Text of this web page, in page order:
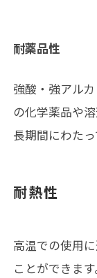
耐薬品性
強酸・強アル
の化学薬品や
長期間にわた
耐熱性
高温での使用
ことができます